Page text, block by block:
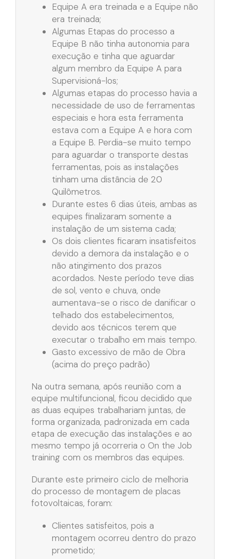
Equipe A era treinada e a Equipe não
era treinada;
Algumas Etapas do processo a
Equipe B não tinha autonomia para
execução e tinha que aguardar
algum membro da Equipe A para
Supervisioná-los;
Algumas etapas do processo havia a
necessidade de uso de ferramentas
especiais e hora esta ferramenta
estava com a Equipe A e hora com
a Equipe B. Perdia-se muito tempo
para aguardar o transporte destas
ferramentas, pois as instalações
tinham uma distância de 20
Quilômetros.
Durante estes 6 dias úteis, ambas as
equipes finalizaram somente a
instalação de um sistema cada;
Os dois clientes ficaram insatisfeitos
devido a demora da instalação e o
não atingimento dos prazos
acordados. Neste período teve dias
de sol, vento e chuva, onde
aumentava-se o risco de danificar o
telhado dos estabelecimentos,
devido aos técnicos terem que
executar o trabalho em mais tempo.
Gasto excessivo de mão de Obra
(acima do preço padrão)
Na outra semana, após reunião com a
equipe multifuncional, ficou decidido que
as duas equipes trabalhariam juntas, de
forma organizada, padronizada em cada
etapa de execução das instalações e ao
mesmo tempo já ocorreria o On the Job
training com os membros das equipes.
Durante este primeiro ciclo de melhoria
do processo de montagem de placas
fotovoltaicas, foram:
Clientes satisfeitos, pois a
montagem ocorreu dentro do prazo
prometido;